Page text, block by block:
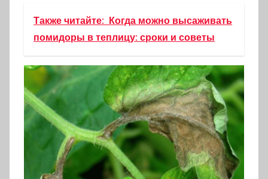
Также читайте: Когда можно высаживать
помидоры в теплицу: сроки и советы